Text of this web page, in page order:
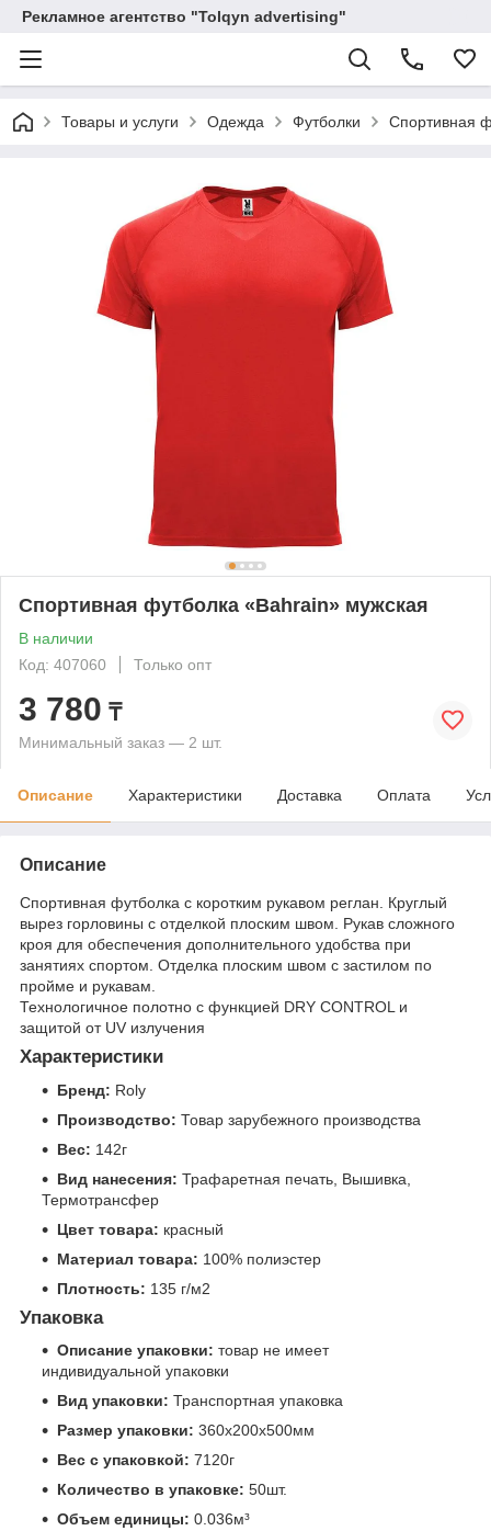
Рекламное агентство "Tolqyn advertising"
Товары и услуги Одежда Футболки Спортивная
Спортивная футболка «Bahrain» мужская
В наличии
Код: 407060
Только опт
3 780 ₸
Минимальный заказ — 2 шт.
Описание Характеристики Доставка Оплата
Описание
Спортивная футболка с коротким рукавом реглан. Круглый
вырез горловины с отделкой плоским швом. Рукав сложного
кроя для обеспечения дополнительного удобства при
занятиях спортом. Отделка плоским швом с застилом по
пройме и рукавам.
Технологичное полотно с функцией DRY CONTROL и
защитой от UV излучения
Характеристики
Бренд: Roly
Производство: Товар зарубежного производства
Вес: 142г
Вид нанесения: Трафаретная печать, Вышивка,
Термотрансфер
Цвет товара: красный
Материал товара: 100% полиэстер
Плотность: 135 г/м2
Упаковка
Описание упаковки: товар не имеет
индивидуальной упаковки
Вид упаковки: Транспортная упаковка
Размер упаковки: 360x200x500мм
Вес с упаковкой: 7120г
Количество в упаковке: 50шт.
Объем единицы: 0.036м³